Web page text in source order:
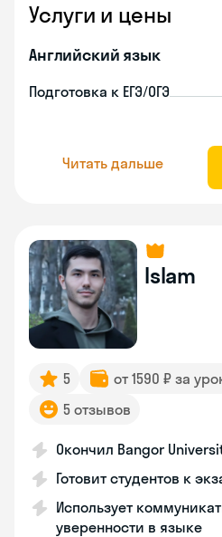
Услуги и цены
Английский язык
Подготовка к ЕГЭ/ОГЭ
Читать дальше
Islam
5 от 1590 ₽ за
5 отзывов
Окончил Bangor
Готовит студентов к
Использует
уверенности в языке